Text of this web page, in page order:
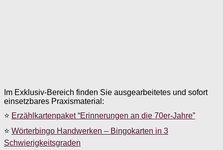
Im Exklusiv-Bereich finden Sie ausgearbeitetes und sofort
einsetzbares Praxismaterial:
⭐ Erzählkartenpaket “Erinnerungen an die 70er-Jahre”
⭐ Wörterbingo Handwerken – Bingokarten in 3
Schwierigkeitsgraden